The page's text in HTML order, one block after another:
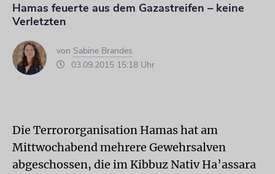
Hamas feuerte aus dem Gazastreifen – keine
Verletzten
von Sabine Brandes
03.09.2015 15:18 Uhr
Die Terrororganisation Hamas hat am
Mittwochabend mehrere Gewehrsalven
abgeschossen, die im Kibbuz Nativ Ha’assara